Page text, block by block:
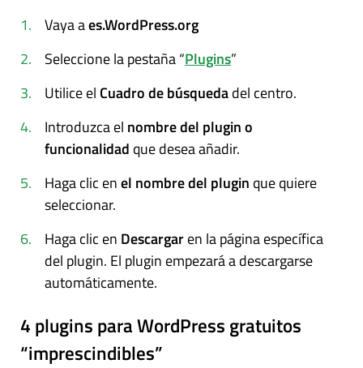
Vaya aes.WordPress.org
Seleccione la pestaña “Plugins”
Utilice el Cuadro de búsquedadel centro.
Introduzca el nombre del plugin o
funcionalidad que desea añadir.
Haga clic enel nombre del plugin que quiere
seleccionar.
Haga clic en Descargaren la página específica
del plugin. El plugin empezará a descargarse
automáticamente.
4 plugins para WordPress gratuitos
“imprescindibles”